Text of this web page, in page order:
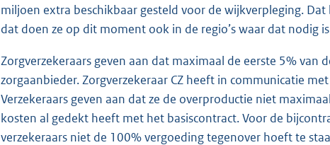
miljoen extra beschikbaar gesteld voor de wijkverpleging.
dat doen ze op dit moment ook in de regio’s waar dat nodig
Zorgverzekeraars geven aan dat maximaal de eerste 5% van
zorgaanbieder. Zorgverzekeraar CZ heeft in communicatie
Verzekeraars geven aan dat ze de overproductie niet
kosten al gedekt heeft met het basiscontract. Voor de
verzekeraars niet de 100% vergoeding tegenover hoeft te